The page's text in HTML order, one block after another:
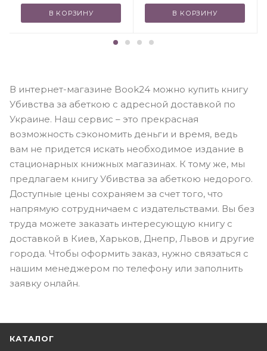
В КОРЗИНУ В КОРЗИНУ
В интернет-магазине Book24 можно купить книгу
Убивства за абеткою с адресной доставкой по
Украине. Наш сервис – это прекрасная
возможность сэкономить деньги и время, ведь
вам не придется искать необходимое издание в
стационарных книжных магазинах. К тому же, мы
предлагаем книгу Убивства за абеткою недорого.
Доступные цены сохраняем за счет того, что
напрямую сотрудничаем с издательствами. Вы без
труда можете заказать интересующую книгу с
доставкой в Киев, Харьков, Днепр, Львов и другие
города. Чтобы оформить заказ, нужно связаться с
нашим менеджером по телефону или заполнить
заявку онлайн.
КАТАЛОГ